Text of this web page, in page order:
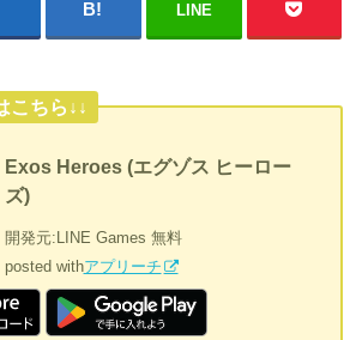
LINE
こちら↓↓
Exos Heroes (エグゾス ヒーロー
ズ)
開発元: LINE Games 無料
posted withアプリーチ